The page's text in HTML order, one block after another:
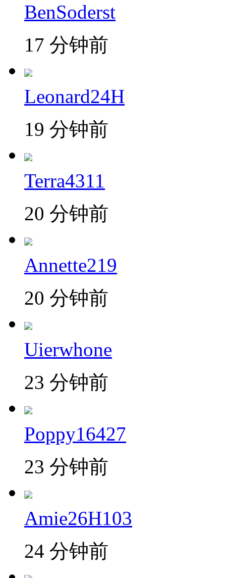
BenSoderst
17 分钟前
Leonard24H
19 分钟前
Terra4311
20 分钟前
Annette219
20 分钟前
Uierwhone
23 分钟前
Poppy16427
23 分钟前
Amie26H103
24 分钟前